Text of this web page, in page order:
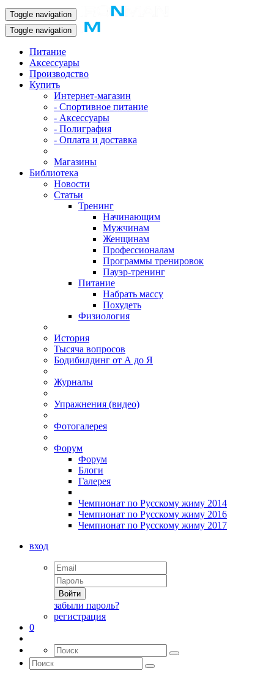
Toggle navigation
Toggle navigation
Питание
Аксессуары
Производство
Купить
Интернет-магазин
- Спортивное питание
- Аксессуары
- Полиграфия
- Оплата и доставка
Магазины
Библиотека
Новости
Статьи
Тренинг
Начинающим
Мужчинам
Женщинам
Профессионалам
Программы тренировок
Пауэр-тренинг
Питание
Набрать массу
Похудеть
Физиология
История
Тысяча вопросов
Бодибилдинг от А до Я
Журналы
Упражнения (видео)
Фотогалерея
Форум
Форум
Блоги
Галерея
Чемпионат по Русскому жиму 2014
Чемпионат по Русскому жиму 2016
Чемпионат по Русскому жиму 2017
вход
Войти
забыли пароль?
регистрация
0